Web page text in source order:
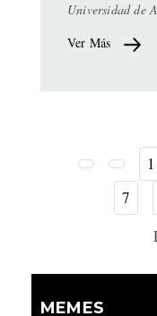
Universidad de
Ver Más
1
7
MEMES